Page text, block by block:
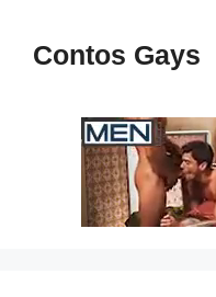
paraContos Gays